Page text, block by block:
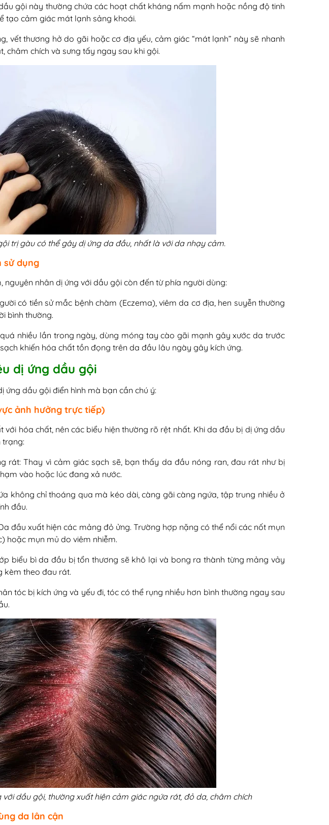
gội này thường chứa các hoạt chất kháng nấm mạnh hoặc nồng độ tinh
tạo cảm giác mát lạnh sảng khoái.
vết thương hở do gãi hoặc cơ địa yếu, cảm giác “mát lạnh” này sẽ nhanh
châm chích và sưng tấy ngay sau khi gội.
trị gàu có thể gây dị ứng da đầu, nhất là với da nhạy cảm.
sử dụng
nguyên nhân dị ứng với dầu gội còn đến từ phía người dùng:
có tiền sử mắc bệnh chàm (Eczema), viêm da cơ địa, hen suyễn thường
bình thường.
quá nhiều lần trong ngày, dùng móng tay cào gãi mạnh gây xước da trước
khiến hóa chất tồn đọng trên da đầu lâu ngày gây kích ứng.
dị ứng dầu gội
ứng dầu gội điển hình mà bạn cần chú ý:
ảnh hưởng trực tiếp)
với hóa chất, nên các biểu hiện thường rõ rệt nhất. Khi da đầu bị dị ứng dầu
trạng:
rát: Thay vì cảm giác sạch sẽ, bạn thấy da đầu nóng ran, đau rát như bị
vào hoặc lúc đang xả nước.
không chỉ thoáng qua mà kéo dài, càng gãi càng ngứa, tập trung nhiều ở
đầu.
đầu xuất hiện các mảng đỏ ửng. Trường hợp nặng có thể nổi các nốt mụn
hoặc mụn mủ do viêm nhiễm.
biểu bì da đầu bị tổn thương sẽ khô lại và bong ra thành từng mảng vảy
kèm theo đau rát.
tóc bị kích ứng và yếu đi, tóc có thể rụng nhiều hơn bình thường ngay sau
với dầu gội, thường xuất hiện cảm giác ngứa rát, đỏ da, châm chích
da lân cận